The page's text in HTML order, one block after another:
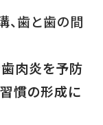
、歯と歯の間
肉炎を予防
慣の形成に